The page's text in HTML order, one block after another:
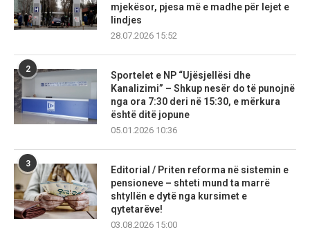
mjekësor, pjesa më e madhe për lejet e
lindjes
28.07.2026 15:52
2
Sportelet e NP “Ujësjellësi dhe
Kanalizimi” – Shkup nesër do të punojnë
nga ora 7:30 deri në 15:30, e mërkura
është ditë jopune
05.01.2026 10:36
3
Editorial / Priten reforma në sistemin e
pensioneve – shteti mund ta marrë
shtyllën e dytë nga kursimet e
qytetarëve!
03.08.2026 15:00